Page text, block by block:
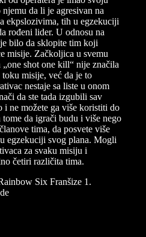
da li je agresivan na
ekpslozivima, tih u egzekuciji
rođeni lider. U odnosu na
bilo da sklopite tim koji
misije. Začkoljica u svemu
shot one kill“ nije značila
misije, već da je to
nestaje sa liste u onom
da ste tada izgubili sav
i ne možete ga više koristiti do
da igrači budu i više nego
tima, da posvete više
egzekuciji svog plana. Mogli
za svaku misiju i
četiri različita tima.